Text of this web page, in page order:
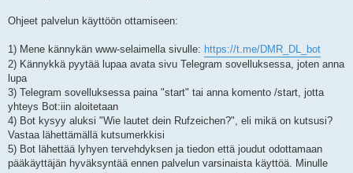
Ohjeet palvelun käyttöön ottamiseen:
1) Mene kännykän www-selaimella sivulle: https://t.me/DMR_DL_bot
2) Kännykkä pyytää lupaa avata sivu Telegram sovelluksessa, joten anna
lupa
3) Telegram sovelluksessa paina "start" tai anna komento /start, jotta
yhteys Bot:iin aloitetaan
4) Bot kysyy aluksi "Wie lautet dein Rufzeichen?", eli mikä on kutsusi?
Vastaa lähettämällä kutsumerkkisi
5) Bot lähettää lyhyen tervehdyksen ja tiedon että joudut odottamaan
pääkäyttäjän hyväksyntää ennen palvelun varsinaista käyttöä. Minulle